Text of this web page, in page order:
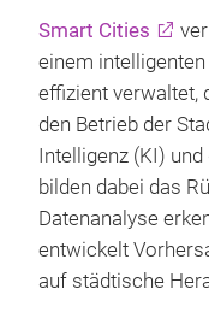
Smart Cities
einem
effizient verwaltet,
den Betrieb der
Intelligenz (KI)
bilden dabei das
Datenanalyse
entwickelt
auf städtische